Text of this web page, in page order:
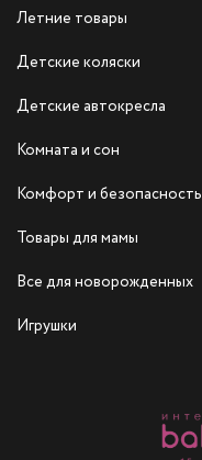
Летние товары
Детские коляски
Детские автокресла
Комната и сон
Комфорт и безопасность
Товары для мамы
Все для новорожденных
Игрушки